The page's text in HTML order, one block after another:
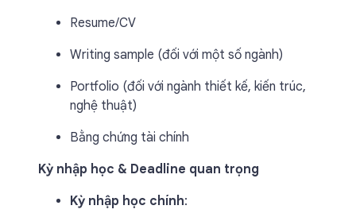
Resume/CV
Writing sample (đối với một số ngành)
Portfolio (đối với ngành thiết kế, kiến trúc,
nghệ thuật)
Bằng chứng tài chính
Kỳ nhập học & Deadline quan trọng
Kỳ nhập học chính: